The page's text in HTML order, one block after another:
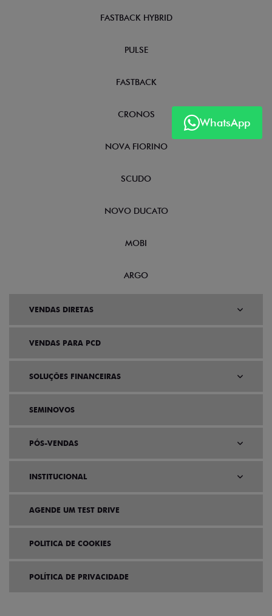
WhatsApp
FASTBACK HYBRID
PULSE
FASTBACK
CRONOS
NOVA FIORINO
SCUDO
NOVO DUCATO
MOBI
ARGO
VENDAS DIRETAS
VENDAS PARA PCD
SOLUÇÕES FINANCEIRAS
SEMINOVOS
PÓS-VENDAS
INSTITUCIONAL
AGENDE UM TEST DRIVE
POLITICA DE COOKIES
POLÍTICA DE PRIVACIDADE